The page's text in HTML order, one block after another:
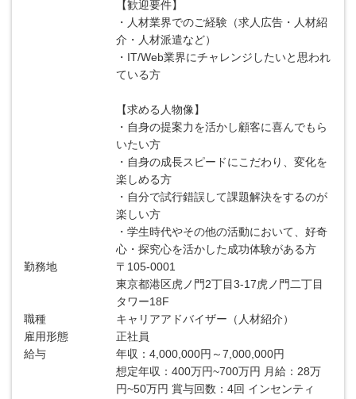
【歓迎要件】
・人材業界でのご経験（求人広告・人材紹
介・人材派遣など）
・IT/Web業界にチャレンジしたいと思われ
ている方
【求める人物像】
・自身の提案力を活かし顧客に喜んでもら
いたい方
・自身の成長スピードにこだわり、変化を
楽しめる方
・自分で試行錯誤して課題解決をするのが
楽しい方
・学生時代やその他の活動において、好奇
心・探究心を活かした成功体験がある方
勤務地
〒105-0001
東京都港区虎ノ門2丁目3-17虎ノ門二丁目
タワー18F
職種
キャリアアドバイザー（人材紹介）
雇用形態
正社員
給与
年収：4,000,000円～7,000,000円
想定年収：400万円~700万円 月給：28万
円~50万円 賞与回数：4回 インセンティ